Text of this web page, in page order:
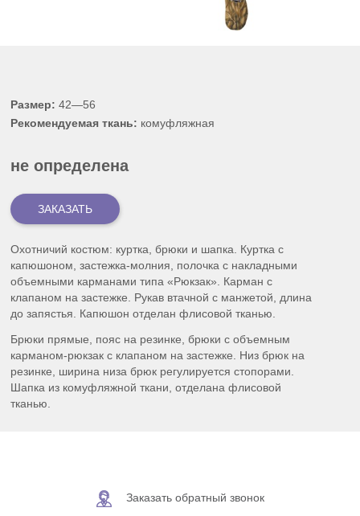
Размер:42—56
Рекомендуемая ткань: комуфляжная
не определена
Охотничий костюм: куртка, брюки и шапка. Куртка с
капюшоном, застежка-молния, полочка с накладными
объемными карманами типа «Рюкзак». Карман с
клапаном на застежке. Рукав втачной с манжетой, длина
до запястья. Капюшон отделан флисовой тканью.
Брюки прямые, пояс на резинке, брюки с объемным
карманом-рюкзак с клапаном на застежке. Низ брюк на
резинке, ширина низа брюк регулируется стопорами.
Шапка из комуфляжной ткани, отделана флисовой
тканью.
Заказать обратный звонок